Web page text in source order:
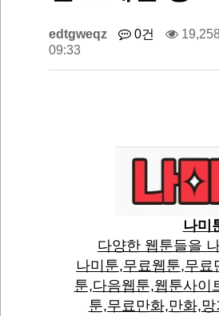
edtgweqz 0건
09:33
나미
다양한 웹툰들을
나미툰,무료웹툰,무
툰,다음웹툰,웹툰사이
툰,무료만화,만화,